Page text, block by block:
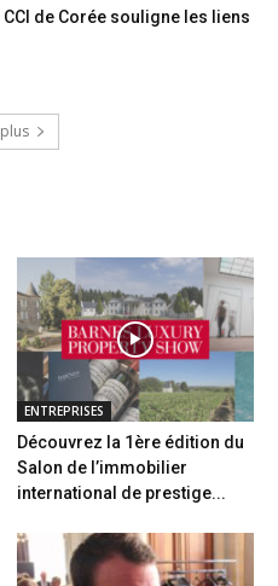
CCI de Corée souligne les liens
ENTREPRISES
Découvrez la 1ère édition du
Salon de l’immobilier
international de prestige...